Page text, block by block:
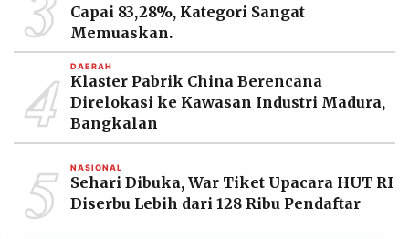
Capai 83,28%, Kategori Sangat
Memuaskan.
4 DAERAH
Klaster Pabrik China Berencana
Direlokasi ke Kawasan Industri Madura,
Bangkalan
5 NASIONAL
Sehari Dibuka, War Tiket Upacara HUT RI
Diserbu Lebih dari 128 Ribu Pendaftar